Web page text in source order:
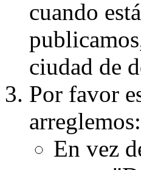
cuando
ciudad de
Por favor
arreglemos:
En vez